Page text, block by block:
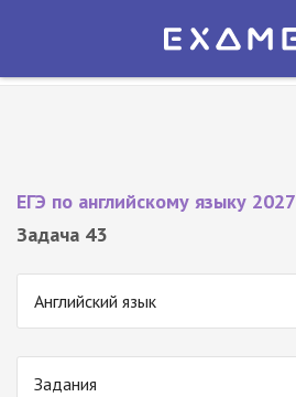
Экзамер — ЕГЭ 2027
ЕГЭ по английскому языку 2027
Задача 43
Английский язык
Задания